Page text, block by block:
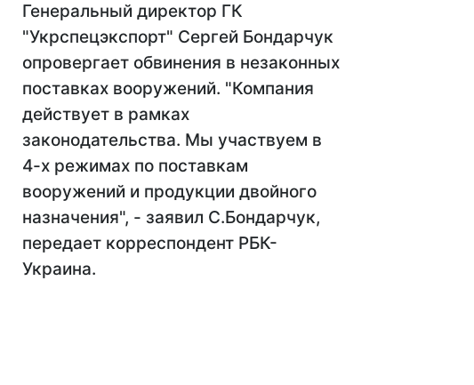
Генеральный директор ГК
"Укрспецэкспорт" Сергей Бондарчук
опровергает обвинения в незаконных
поставках вооружений. "Компания
действует в рамках
законодательства. Мы участвуем в
4-х режимах по поставкам
вооружений и продукции двойного
назначения", - заявил С.Бондарчук,
передает корреспондент РБК-
Украина.